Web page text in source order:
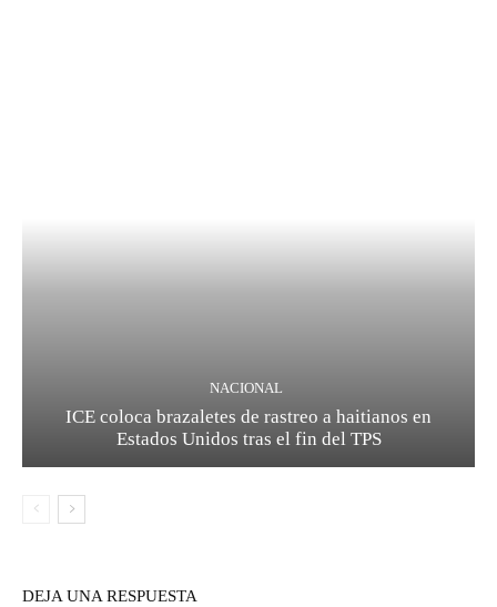
NACIONAL
ICE coloca brazaletes de rastreo a haitianos en
Estados Unidos tras el fin del TPS
DEJA UNA RESPUESTA